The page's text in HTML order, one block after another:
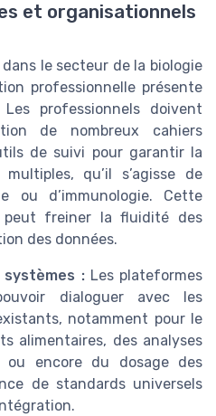
et organisationnels
le secteur de la biologie
professionnelle présente
professionnels doivent
de nombreux cahiers
de suivi pour garantir la
qu’il s’agisse de
ou d’immunologie. Cette
peut freiner la fluidité des
des données.
:Les plateformes
dialoguer avec les
notamment pour le
alimentaires, des analyses
ou encore du dosage des
de standards universels